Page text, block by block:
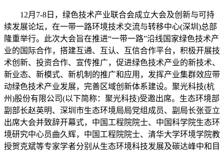
12月7-8日，绿色技术产业联合会成立大会及创新与可持
续发展论坛，在一带一路环境技术交流与转移中心(深圳)总部
隆重举行。此次大会旨在推进“一带一路”沿线国家绿色技术产
业的国际合作，搭建互通、互认、互信合作平台，积极开展技
术创新、投资合作、宣传推广，促进绿色技术产业的新技术、
新业态、新模式、新机制的推广和应用，发挥产业集群效应带
动绿色技术产业发展，完善区域创新体系建设。聚光科技(杭
州)股份有限公司(以下简称：聚光科技)受邀出席。生态环境部
副部长赵英明、深圳市生态环境局局党组成员、副局长张亚立
出席大会并致辞开幕式，中国工程院院士、中国科学院生态环
境研究中心员曲久辉，中国工程院院士、清华大学环境学院教
授贺克斌等专家学者分别从生态环境科技发展及碳达峰中和目